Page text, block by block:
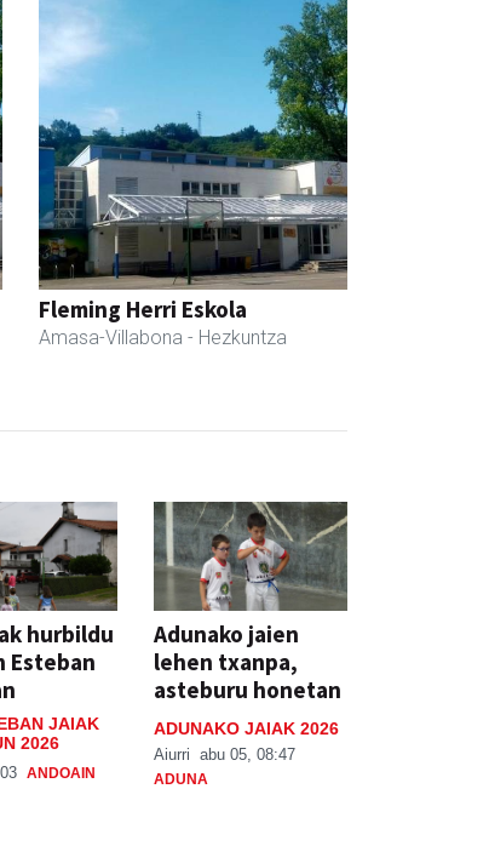
Fleming Herri Eskola
Amasa-Villabona - Hezkuntza
hurbildu
Esteban
JAIAK
2026
ANDOAIN
Adunako jaien
lehen txanpa,
asteburu honetan
ADUNAKO JAIAK 2026
Aiurri abu 05, 08:47
ADUNA